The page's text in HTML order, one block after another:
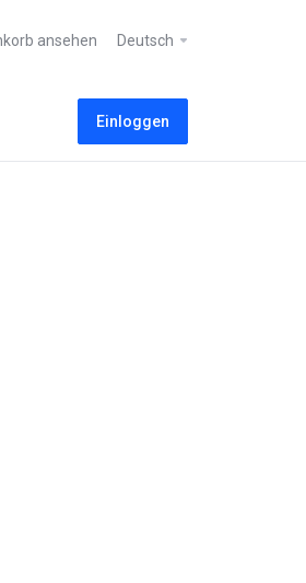
ansehen Deutsch
Einloggen